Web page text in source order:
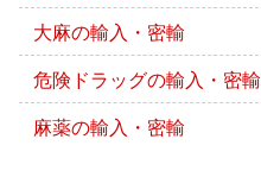
大麻の輸入・密輸
危険ドラッグの輸入・密輸
麻薬の輸入・密輸